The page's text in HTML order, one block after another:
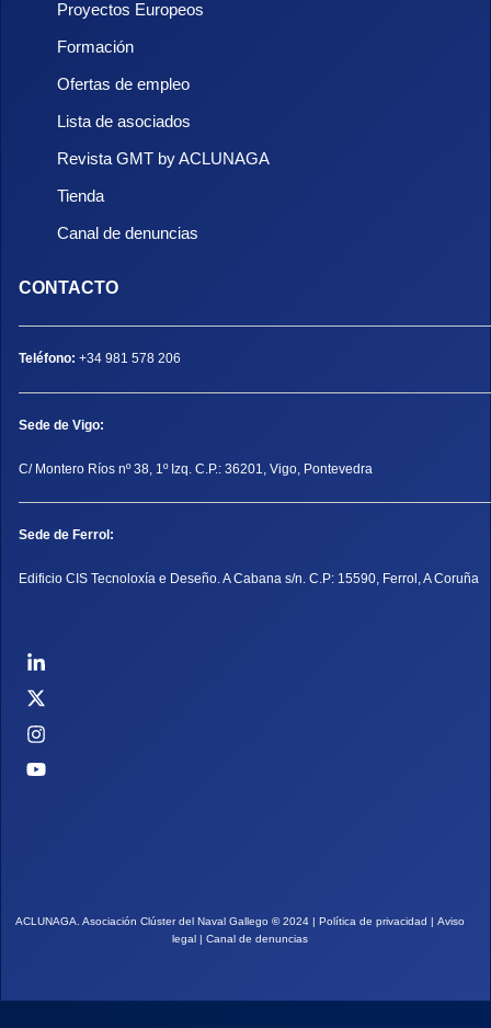
Proyectos Europeos
Formación
Ofertas de empleo
Lista de asociados
Revista GMT by ACLUNAGA
Tienda
Canal de denuncias
CONTACTO
Teléfono: +34 981 578 206
Sede de Vigo:
C/ Montero Ríos nº 38, 1º Izq. C.P.: 36201, Vigo, Pontevedra
Sede de Ferrol:
Edificio CIS Tecnoloxía e Deseño. A Cabana s/n. C.P: 15590, Ferrol, A Coruña
ACLUNAGA. Asociación Clúster del Naval Gallego ©2024 | Política de privacidad | Aviso
legal | Canal de denuncias